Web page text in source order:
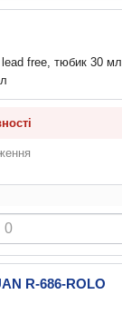
free, тюбик 30 мл
R-686-ROLO